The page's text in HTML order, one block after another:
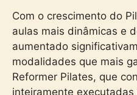
Com o crescimento do
aulas mais dinâmicas e
aumentado
modalidades que mais
Reformer Pilates, que
inteiramente executadas